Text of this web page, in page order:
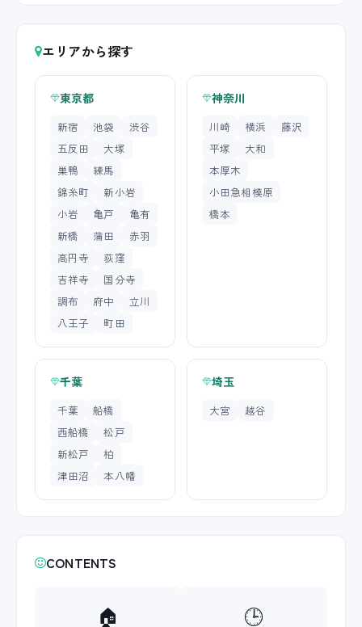
エリアから探す
東京都
新宿 池袋
渋谷
五反田
大塚
巣鴨
練馬
錦糸町
新小岩
小岩
亀戸
亀有
新橋
蒲田
赤羽
高円寺
荻窪
吉祥寺
国分寺
調布
府中
立川
八王子
町田
神奈川
川崎 横浜
藤沢
平塚
大和
本厚木
小田急相模原
橋本
千葉
千葉
船橋
西船橋
松戸
新松戸
柏
津田沼
本八幡
埼玉
大宮 越谷
CONTENTS
🏠 🕒